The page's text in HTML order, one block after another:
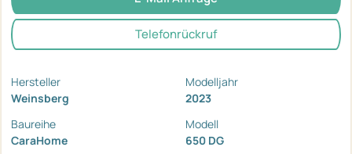
Telefonrückruf
Hersteller
Weinsberg
Modelljahr
2023
Baureihe
CaraHome
Modell
650 DG